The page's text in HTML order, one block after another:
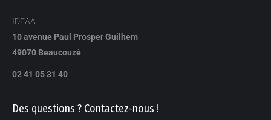
IDEAA
10 avenue Paul Prosper Guilhem
49070 Beaucouzé
02 41 05 31 40
Des questions ? Contactez-nous !